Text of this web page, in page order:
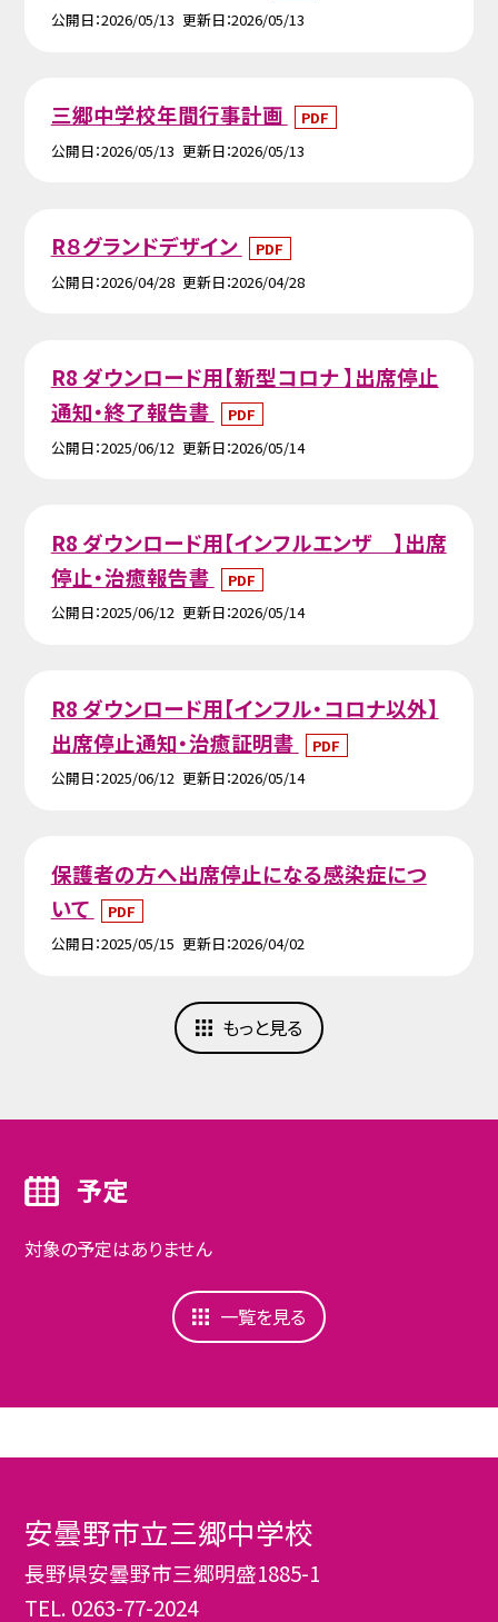
公開日 2026/05/13 更新日 2026/05/13
三郷中学校年間行事計画
PDF
公開日 2026/05/13 更新日 2026/05/13
R８グランドデザイン
PDF
公開日 2026/04/28 更新日 2026/04/28
R8 ダウンロード用【新型コロナ 】出席停止
通知・終了報告書
PDF
公開日 2025/06/12 更新日 2026/05/14
R8 ダウンロード用【インフルエンザ 】出席
停止・治癒報告書
PDF
公開日 2025/06/12 更新日 2026/05/14
R8 ダウンロード用【インフル・コロナ以外】
出席停止通知・治癒証明書
PDF
公開日 2025/06/12 更新日 2026/05/14
保護者の方へ出席停止になる感染症につ
いて
PDF
公開日 2025/05/15 更新日 2026/04/02
もっと見る
予定
対象の予定はありません
一覧を見る
安曇野市立三郷中学校
長野県安曇野市三郷明盛1885-1
TEL. 0263-77-2024